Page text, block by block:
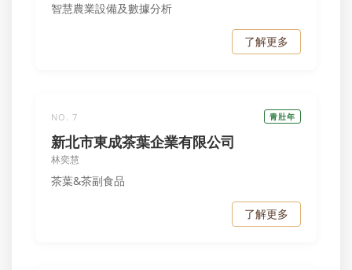
智慧農業設備及數據分析
了解更多
NO. 7 青壯年
新北市東成茶葉企業有限公司
林奕慧
茶葉&茶副食品
了解更多